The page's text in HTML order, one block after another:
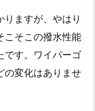
ますが、やはり
こそこの撥水性能
です。ワイパーゴ
の変化はありませ